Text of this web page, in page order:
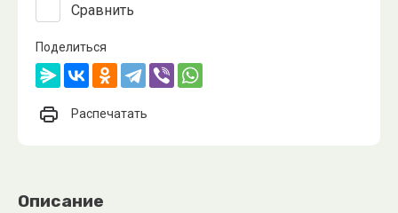
Сравнить
Поделиться
Распечатать
Описание